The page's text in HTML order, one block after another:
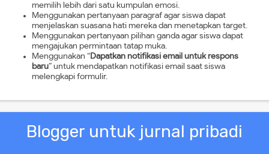
memilih lebih dari satu kumpulan emosi.
Menggunakan pertanyaan paragraf agar siswa dapat
menjelaskan suasana hati mereka dan menetapkan target.
Menggunakan pertanyaan pilihan ganda agar siswa dapat
mengajukan permintaan tatap muka.
Menggunakan “Dapatkan notifikasi email untuk respons
baru” untuk mendapatkan notifikasi email saat siswa
melengkapi formulir.
Blogger untuk jurnal pribadi